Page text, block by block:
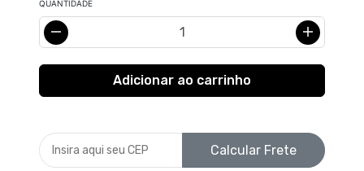
QUANTIDADE
Calcular Frete